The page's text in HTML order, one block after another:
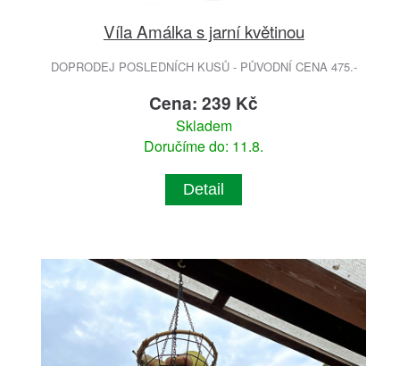
Víla Amálka s jarní květinou
DOPRODEJ POSLEDNÍCH KUSŮ - PŮVODNÍ CENA 475.-
Cena: 239 Kč
Skladem
Doručíme do: 11.8.
Detail